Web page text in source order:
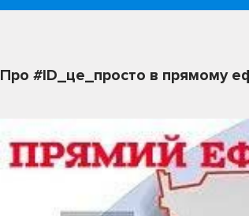
Про #ID_це_просто в прямому